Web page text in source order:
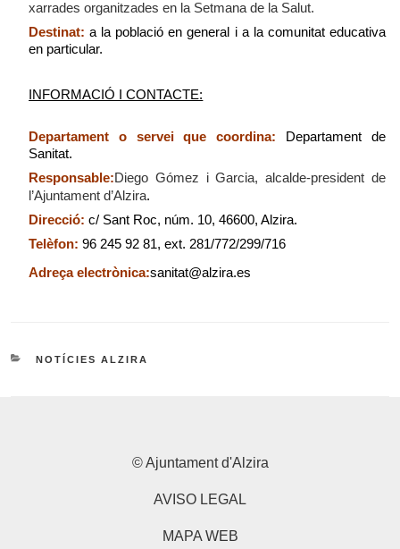
xarrades organitzades en la Setmana de la Salut.
Destinat: a la població en general i a la comunitat educativa
en particular.
INFORMACIÓ I CONTACTE:
Departament o servei que coordina: Departament de
Sanitat.
Responsable:Diego Gómez i Garcia, alcalde-president de
l’Ajuntament d’Alzira.
Direcció: c/ Sant Roc, núm. 10, 46600, Alzira.
Telèfon: 96 245 92 81, ext. 281/772/299/716
Adreça electrònica:sanitat@alzira.es
CATEGORÍAS
NOTÍCIES ALZIRA
© Ajuntament d'Alzira
AVISO LEGAL
MAPA WEB